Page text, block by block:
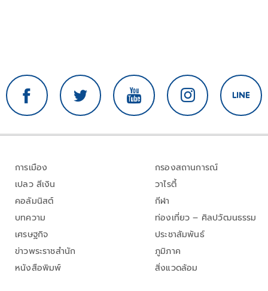
การเมือง
เปลว สีเงิน
คอลัมนิสต์
บทความ
เศรษฐกิจ
ข่าวพระราชสำนัก
หนังสือพิมพ์
กรองสถานการณ์
วาไรตี้
กีฬา
ท่องเที่ยว – ศิลปวัฒนธรรม
ประชาสัมพันธ์
ภูมิภาค
สิ่งแวดล้อม